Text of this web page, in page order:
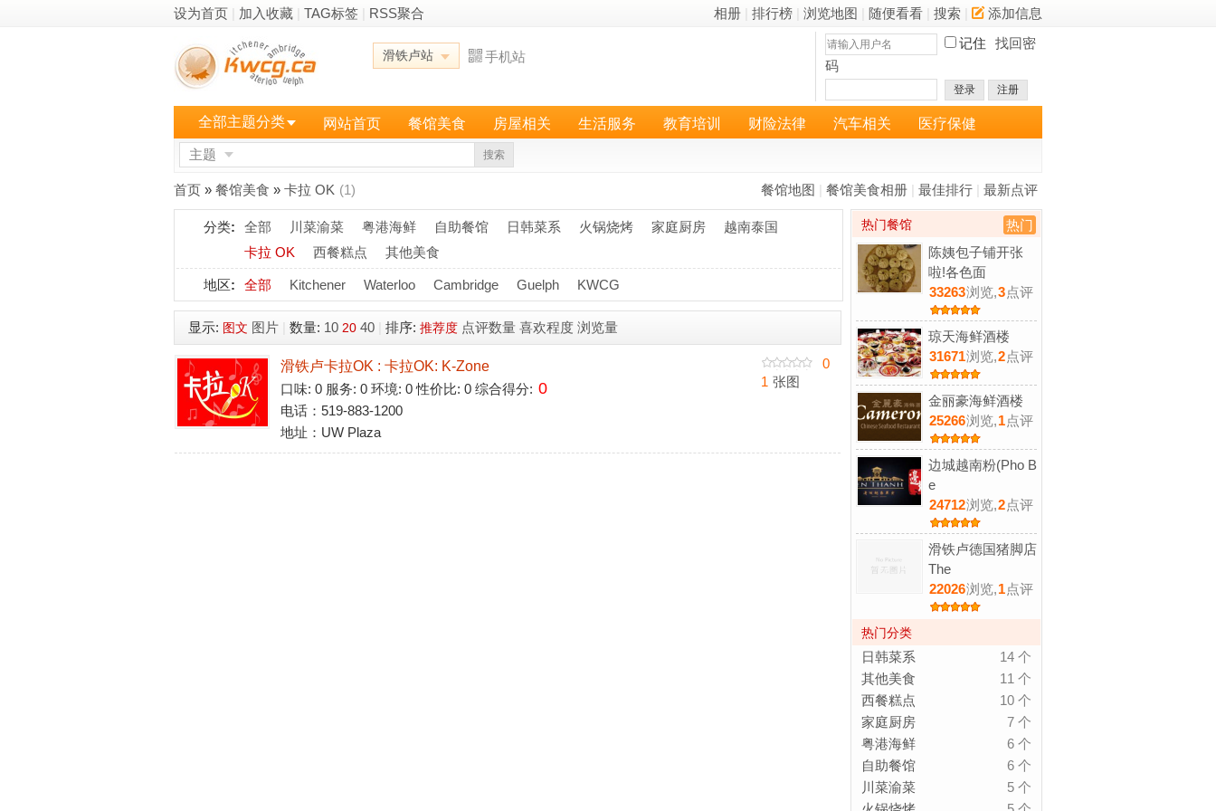
设为首页 加入收藏 TAG标签 RSS聚合 相册 排行榜 浏览地图 随便看看 搜索 添加信息
滑铁卢站 手机站
记住
找回密
码
登录 注册
全部主题分类 网站首页 餐馆美食 房屋相关 生活服务 教育培训 财险法律 汽车相关 医疗保健
主题 搜索
餐馆地图 餐馆美食相册 最佳排行 最新点评
首页 » 餐馆美食 » 卡拉 OK (1)
分类: 全部 川菜渝菜 粤港海鲜 自助餐馆 日韩菜系 火锅烧烤 家庭厨房
越南泰国
卡拉 OK
西餐糕点 其他美食
地区: 全部 Kitchener Waterloo Cambridge Guelph KWCG
显示: 图文 图片 数量: 10 20 40 排序: 推荐度 点评数量 喜欢程度 浏览量
滑铁卢卡拉OK : 卡拉OK: K-Zone
口味: 0 服务: 0 环境: 0 性价比: 0 综合得分: 0
电话：519-883-1200
地址：UW Plaza
0
1 张图
热门
热门餐馆
陈姨包子铺开张
啦!各色面
33263浏览,3点评
琼天海鲜酒楼
31671浏览,2点评
金丽豪海鲜酒楼
25266浏览,1点评
边城越南粉(Pho B
e
24712浏览,2点评
滑铁卢德国猪脚店
The
22026浏览,1点评
热门分类
14 个
日韩菜系
11 个
其他美食
10 个
西餐糕点
7 个
家庭厨房
6 个
粤港海鲜
6 个
自助餐馆
5 个
川菜渝菜